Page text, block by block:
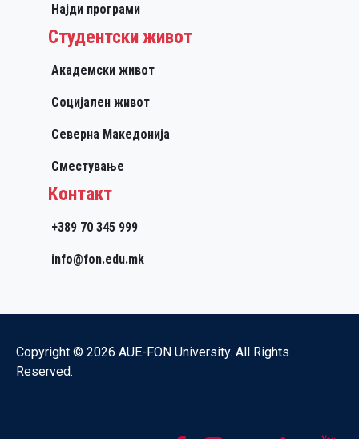
Најди програми
Студентски живот
Академски живот
Социјален живот
Северна Македонија
Сместување
Контакт
+389 70 345 999
info@fon.edu.mk
Copyright © 2026 AUE-FON University. All Rights
Reserved.